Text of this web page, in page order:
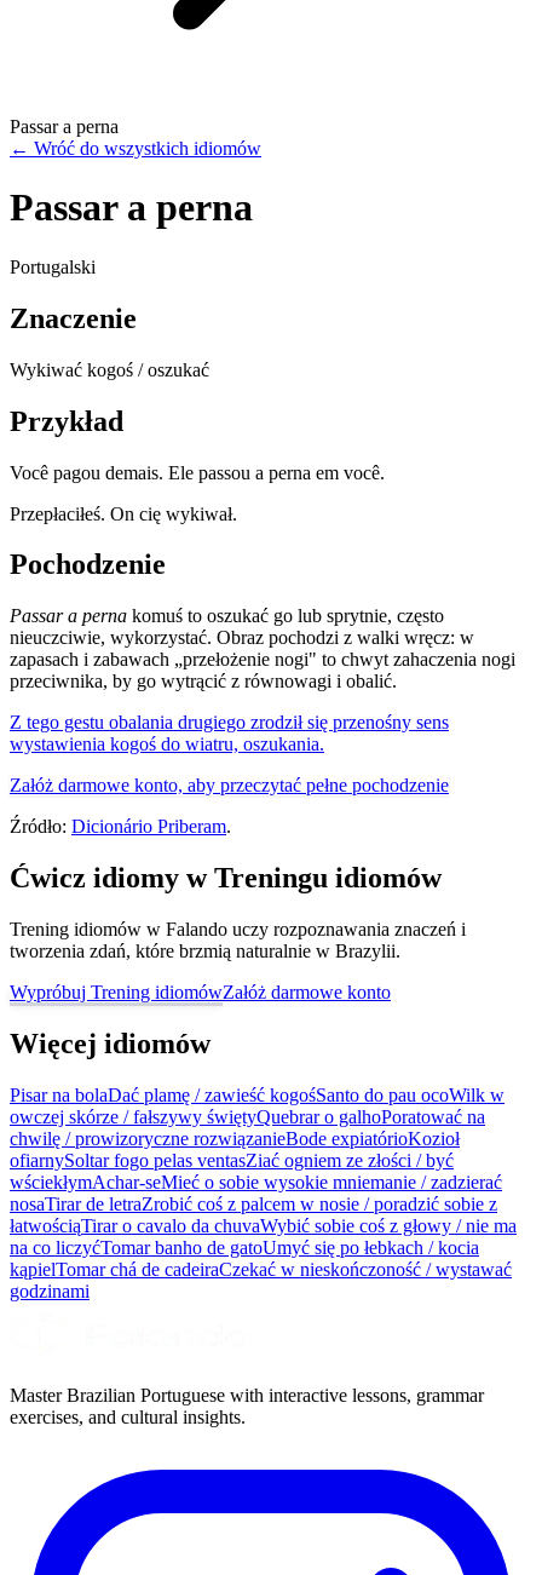
Passar a perna
← Wróć do wszystkich idiomów
Passar a perna
Portugalski
Znaczenie
Wykiwać kogoś / oszukać
Przykład
Você pagou demais. Ele passou a perna em você.
Przepłaciłeś. On cię wykiwał.
Pochodzenie
Passar a perna komuś to oszukać go lub sprytnie, często
nieuczciwie, wykorzystać. Obraz pochodzi z walki wręcz: w
zapasach i zabawach „przełożenie nogi" to chwyt zahaczenia nogi
przeciwnika, by go wytrącić z równowagi i obalić.
Z tego gestu obalania drugiego zrodził się przenośny sens
wystawienia kogoś do wiatru, oszukania.
Załóż darmowe konto, aby przeczytać pełne pochodzenie
Źródło: Dicionário Priberam.
Ćwicz idiomy w Treningu idiomów
Trening idiomów w Falando uczy rozpoznawania znaczeń i
tworzenia zdań, które brzmią naturalnie w Brazylii.
Wypróbuj Trening idiomówZałóż darmowe konto
Więcej idiomów
Pisar na bolaDać plamę / zawieść kogośSanto do pau ocoWilk w
owczej skórze / fałszywy świętyQuebrar o galhoPoratować na
chwilę / prowizoryczne rozwiązanieBode expiatórioKozioł
ofiarnySoltar fogo pelas ventasZiać ogniem ze złości / być
wściekłymAchar-seMieć o sobie wysokie mniemanie / zadzierać
nosaTirar de letraZrobić coś z palcem w nosie / poradzić sobie z
łatwościąTirar o cavalo da chuvaWybić sobie coś z głowy / nie ma
na co liczyćTomar banho de gatoUmyć się po łebkach / kocia
kąpielTomar chá de cadeiraCzekać w nieskończoność / wystawać
godzinami
Master Brazilian Portuguese with interactive lessons, grammar
exercises, and cultural insights.